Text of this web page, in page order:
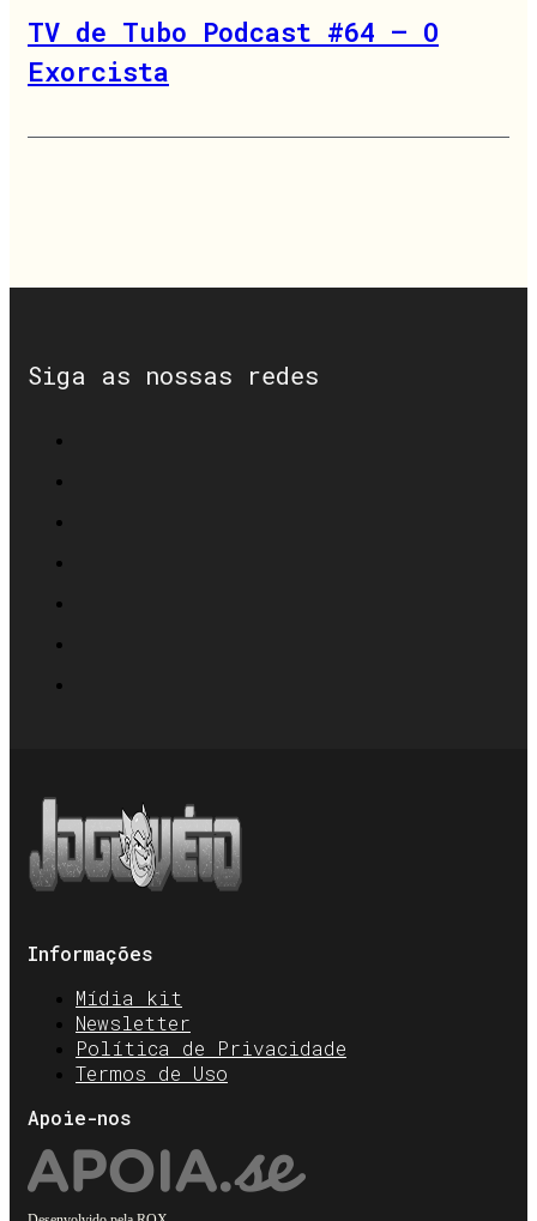
TV de Tubo Podcast #64 – O
Exorcista
Siga as nossas redes
Informações
Mídia kit
Newsletter
Política de Privacidade
Termos de Uso
Apoie-nos